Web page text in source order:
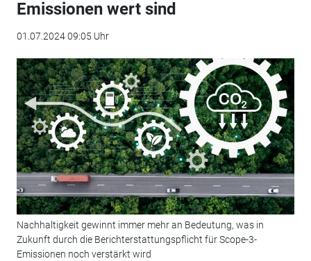
Emissionen wert sind
01.07.2024 09:05 Uhr
Nachhaltigkeit gewinnt immer mehr an Bedeutung, was in
Zukunft durch die Berichterstattungspflicht für Scope-3-
Emissionen noch verstärkt wird